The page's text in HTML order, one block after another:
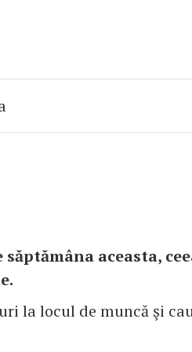
aceasta,
la locul de muncă şi